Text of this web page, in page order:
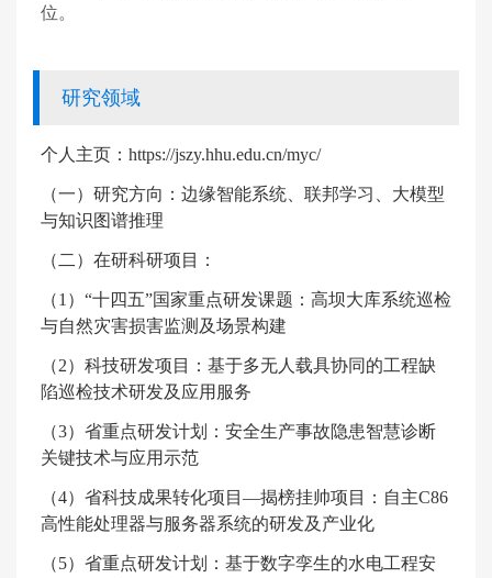
位。
研究领域
个人主页： https://jszy.hhu.edu.cn/myc/
（一）研究方向： 边缘智能系统、联邦学习、大模型
与知识图谱推理
（二）在研科研项目：
（1 ）“十四五”国家重点研发课题：高坝大库系统巡检
与自然灾害损害监测及场景构建
（2）科技研发项目：基于多无人载具协同的工程缺
陷巡检技术研发及应用服务
（3）省重点研发计划：安全生产事故隐患智慧诊断
关键技术与应用示范
（4）省科技成果转化项目—揭榜挂帅项目：自主C86
高性能处理器与服务器系统的研发及产业化
（5）省重点研发计划：基于数字孪生的水电工程安